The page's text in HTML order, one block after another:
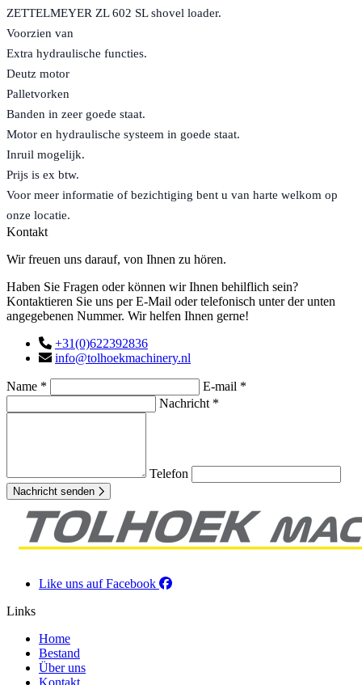
ZETTELMEYER ZL 602 SL shovel loader.
Voorzien van
Extra hydraulische functies.
Deutz motor
Palletvorken
Banden in zeer goede staat.
Motor en hydraulische systeem in goede staat.
Inruil mogelijk.
Prijs is ex btw.
Voor meer informatie of bezichtiging bent u van harte welkom op
onze locatie.
Kontakt
Wir freuen uns darauf, von Ihnen zu hören.
Haben Sie Fragen oder können wir Ihnen behilflich sein?
Kontaktieren Sie uns per E-Mail oder telefonisch unter der unten
angegebenen Nummer. Wir helfen Ihnen gerne!
+31(0)622392836
info@tolhoekmachinery.nl
Name *
E-mail *
Nachricht *
Telefon
Nachricht senden
Like uns auf Facebook
Links
Home
Bestand
Über uns